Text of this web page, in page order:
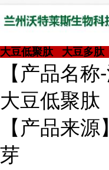
大豆低聚肽 大豆多
【产品名称
大豆低聚肽
【产品来
芽